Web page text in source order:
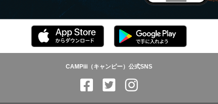
CAMPiii（キャンピー）公式SNS